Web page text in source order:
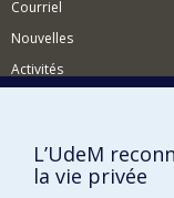
Courriel
Nouvelles
Activités
BESOIN D'AIDE?
Plan du site
L’UdeM
la vie privée